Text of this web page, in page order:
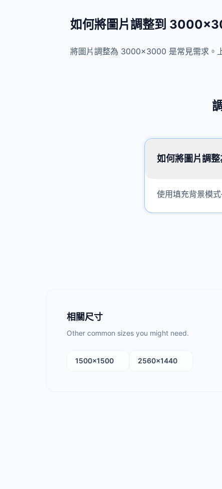
如何將圖片調整到
將圖片調整為 3000×3000 是常見需求。
如何將圖片調
使用填充背景模
相關尺寸
Other common sizes you might need.
1500×1500 2560×1440